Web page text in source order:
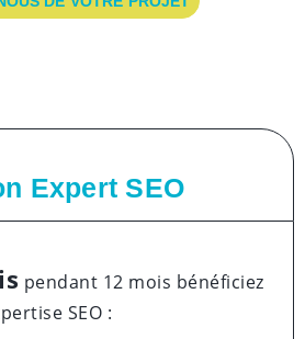
Expert SEO
pendant 12 mois bénéficiez
SEO :